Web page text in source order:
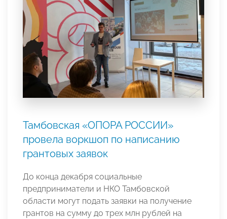
Тамбовская «ОПОРА РОССИИ»
провела воркшоп по написанию
грантовых заявок
До конца декабря социальные
предприниматели и НКО Тамбовской
области могут подать заявки на получение
грантов на сумму до трех млн рублей на